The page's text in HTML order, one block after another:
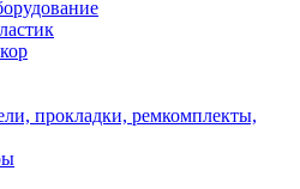
прокладки, ремкомплекты,